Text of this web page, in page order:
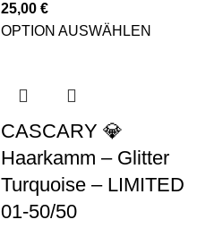
25,00 €
OPTION AUSWÄHLEN
CASCARY 💎
Haarkamm – Glitter
Turquoise – LIMITED
01-50/50